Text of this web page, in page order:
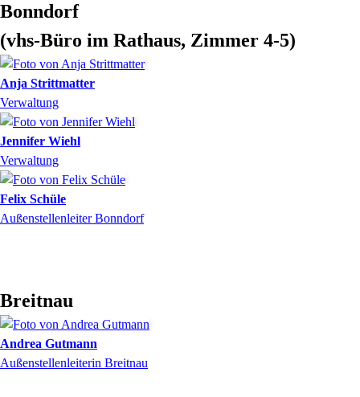
Bonndorf
(vhs-Büro im Rathaus, Zimmer 4-5)
Anja Strittmatter
Verwaltung
Jennifer Wiehl
Verwaltung
Felix Schüle
Außenstellenleiter Bonndorf
Breitnau
Andrea Gutmann
Außenstellenleiterin Breitnau